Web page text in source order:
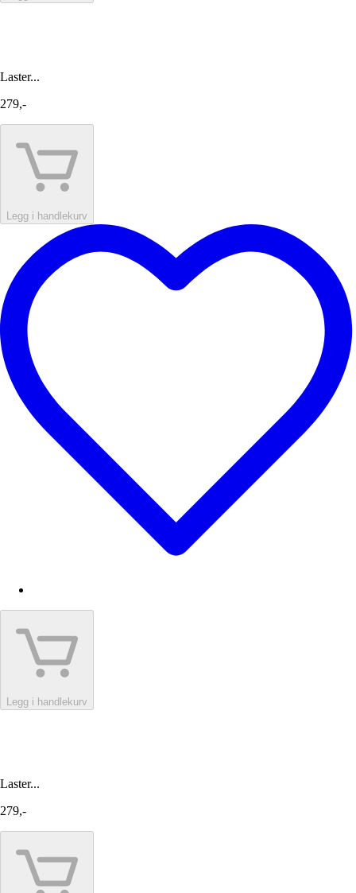
Laster...
279,-
Legg i handlekurv
Legg i handlekurv
Laster...
279,-